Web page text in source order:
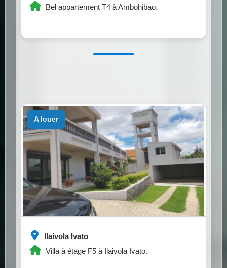
Bel appartement T4 à Ambohibao.
Ilaivola Ivato
Villa à étage F5 à Ilaivola Ivato.
a louer